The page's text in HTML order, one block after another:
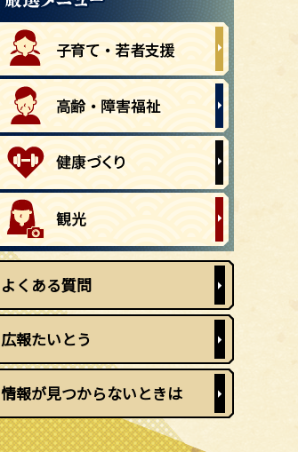
よくある質問
広報たいとう
情報が見つからないときは